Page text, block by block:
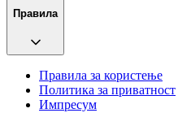
Правила
Правила за користење
Политика за приватност
Импресум